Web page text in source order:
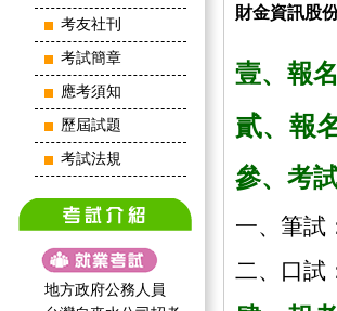
考友社刊
考試簡章
應考須知
歷屆試題
考試法規
地方政府公務人員
財金資訊股
壹、報
貳、報
參、考
一、 筆試
二、口試